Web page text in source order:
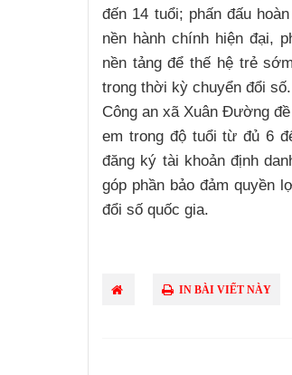
đến 14 tuổi; phấn đấu
nền hành chính hiện đại,
nền tảng để thế hệ trẻ
trong thời kỳ chuyển đổi số.
Công an xã Xuân Đường
em trong độ tuổi từ đủ 6
đăng ký tài khoản định
góp phần bảo đảm quyền
đổi số quốc gia.
IN BÀI VIẾT NÀY